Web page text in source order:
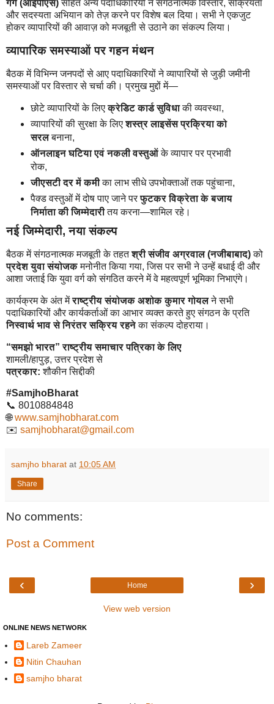
गर्ग (आईपीएस)सहित अन्य पदाधिकारियों ने संगठनात्मक विस्तार, सक्रियता
और सदस्यता अभियान को तेज़ करने पर विशेष बल दिया। सभी ने एकजुट
होकर व्यापारियों की आवाज़ को मजबूती से उठाने का संकल्प लिया।
व्यापारिक समस्याओं पर गहन मंथन
बैठक में विभिन्न जनपदों से आए पदाधिकारियों ने व्यापारियों से जुड़ी जमीनी
समस्याओं पर विस्तार से चर्चा की। प्रमुख मुद्दों में—
छोटे व्यापारियों के लिएक्रेडिट कार्ड सुविधाकी व्यवस्था,
व्यापारियों की सुरक्षा के लिएशस्त्र लाइसेंस प्रक्रिया को
सरलबनाना,
ऑनलाइन घटिया एवं नकली वस्तुओंके व्यापार पर प्रभावी
रोक,
जीएसटी दर में कमीका लाभ सीधे उपभोक्ताओं तक पहुंचाना,
पैक्ड वस्तुओं में दोष पाए जाने परफुटकर विक्रेता के बजाय
निर्माता की जिम्मेदारीतय करना—शामिल रहे।
नई जिम्मेदारी, नया संकल्प
बैठक में संगठनात्मक मजबूती के तहतश्री संजीव अग्रवाल (नजीबाबाद)को
प्रदेश युवा संयोजकमनोनीत किया गया, जिस पर सभी ने उन्हें बधाई दी और
आशा जताई कि युवा वर्ग को संगठित करने में वे महत्वपूर्ण भूमिका निभाएंगे।
कार्यक्रम के अंत मेंराष्ट्रीय संयोजक अशोक कुमार गोयलने सभी
पदाधिकारियों और कार्यकर्ताओं का आभार व्यक्त करते हुए संगठन के प्रति
निस्वार्थ भाव से निरंतर सक्रिय रहनेका संकल्प दोहराया।
“समझो भारत” राष्ट्रीय समाचार पत्रिका के लिए
शामली/हापुड़, उत्तर प्रदेश से
पत्रकार: शौकीन सिद्दीकी
#SamjhoBharat
📞 8010884848
🌐www.samjhobharat.com
✉️ samjhobharat@gmail.com
samjho bharat at 10:05 AM
Share
No comments:
Post a Comment
‹ ›
Home
View web version
ONLINE NEWS NETWORK
Lareb Zameer
Nitin Chauhan
samjho bharat